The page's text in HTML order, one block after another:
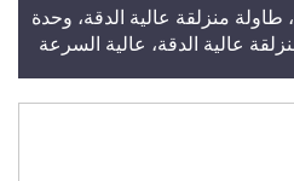
وحدة خطية شبه مغلقة 140، طاولة منزلقة عالية الدقة، وحدة